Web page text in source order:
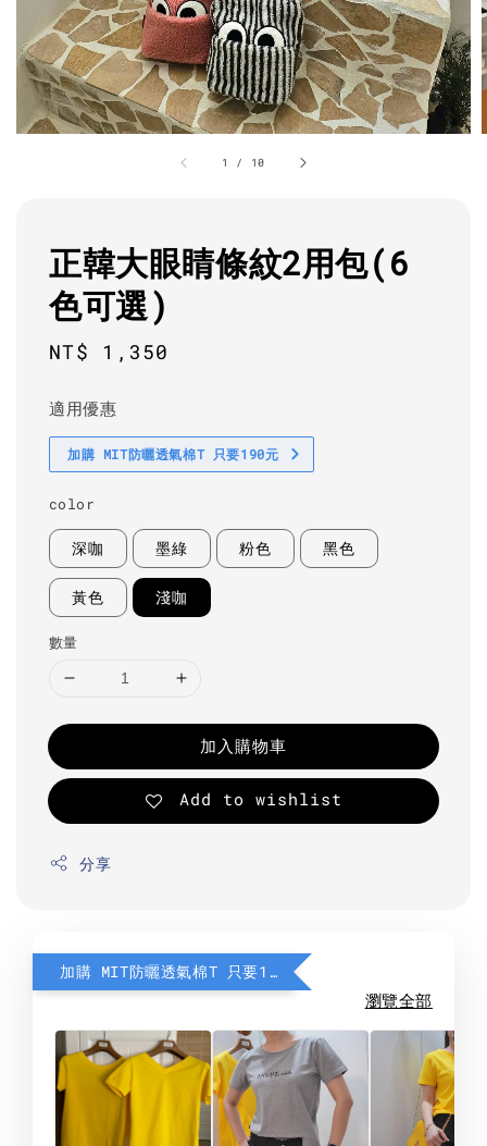
1 / 10
正韓大眼睛條紋2用包(6
色可選)
Regular
NT$ 1,350
適用優惠
加購 MIT防曬透氣棉T 只要190元
color
深咖 墨綠 粉色 黑色
黃色 淺咖
數量
加入購物車
Add to wishlist
分享
加購 MIT防曬透氣棉T 只要190元
瀏覽全部